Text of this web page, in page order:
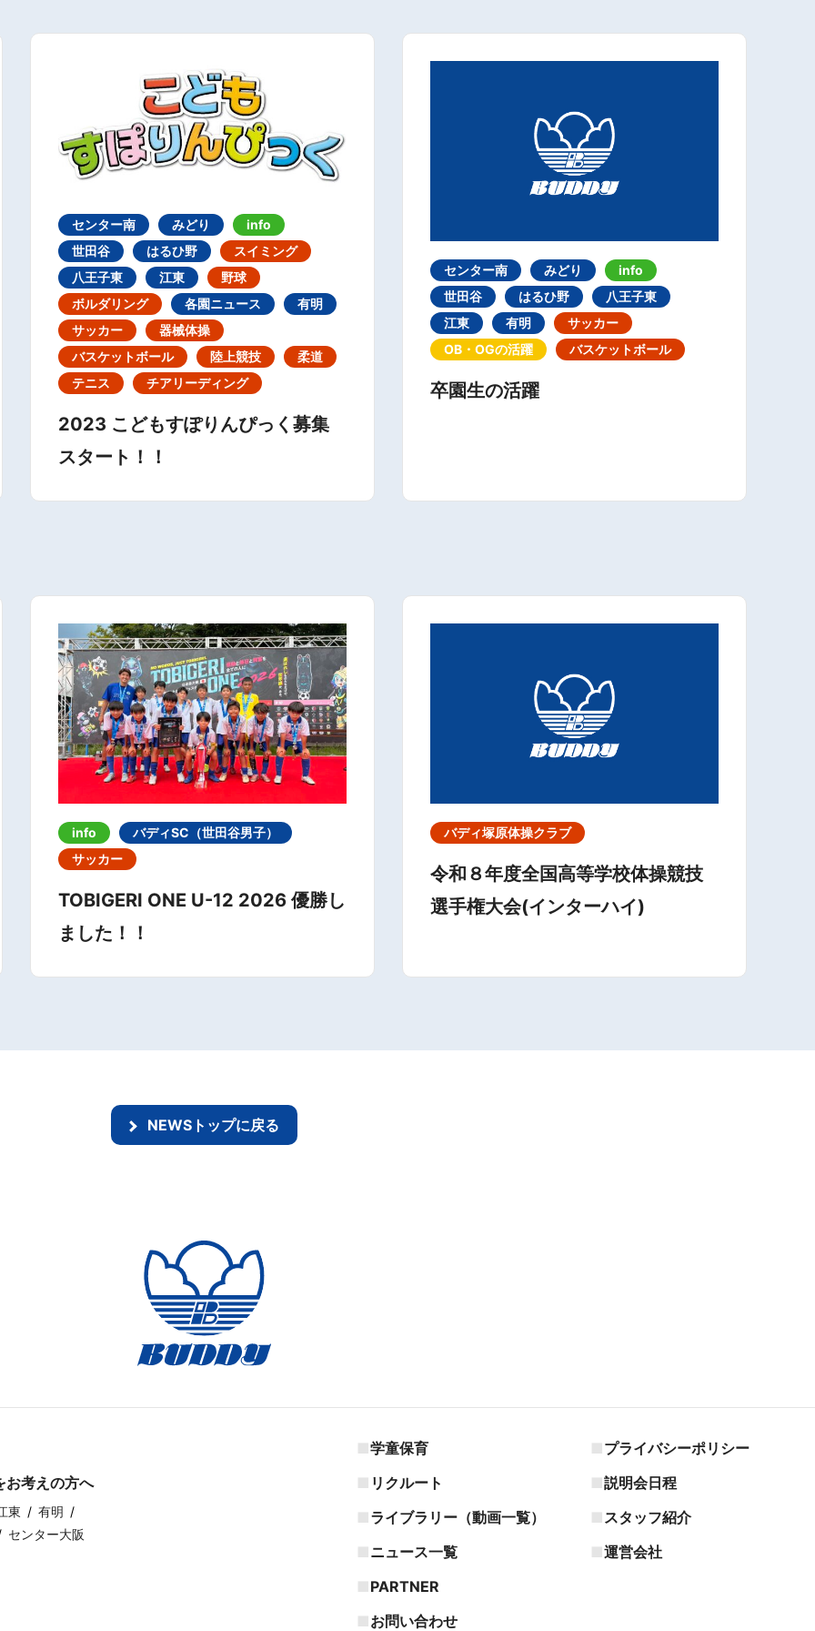
センター南 みどり
info
世田谷
はるひ野
スイミング
八王子東
江東
野球
ボルダリング
各園ニュース
有明
サッカー
器械体操
バスケットボール
陸上競技
柔道
テニス
チアリーディング
2023 こどもすぽりんぴっく募集
スタート！！
センター南 みどり
info
世田谷
はるひ野
八王子東
江東
有明
サッカー
OB・OGの活躍
バスケットボール
卒園生の活躍
info
バディSC（世田谷男子）
サッカー
TOBIGERI ONE U-12 2026 優勝し
ました！！
バディ塚原体操クラブ
令和８年度全国高等学校体操競技
選手権大会(インターハイ)
NEWSトップに戻る
お考えの方へ
東
有明
センター大阪
学童保育
リクルート
ライブラリー（動画一覧）
ニュース一覧
PARTNER
お問い合わせ
プライバシーポリシー
説明会日程
スタッフ紹介
運営会社